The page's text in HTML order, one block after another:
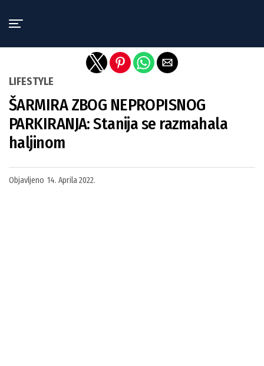
LIFESTYLE
ŠARMIRA ZBOG NEPROPISNOG
PARKIRANJA: Stanija se razmahala
haljinom
Objavljeno 14. Aprila 2022.